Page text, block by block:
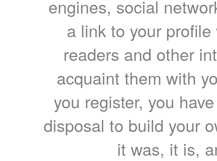
engines, social
a link to your
readers and other
acquaint them with
you register, you
disposal to build your
it was, it is,